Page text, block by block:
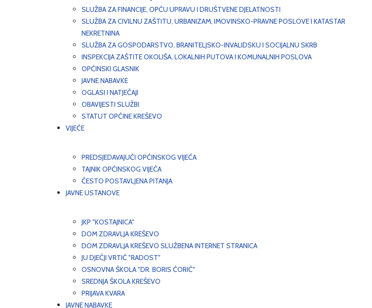
SLUŽBA ZA FINANCIJE, OPĆU UPRAVU I DRUŠTVENE DJELATNOSTI
SLUŽBA ZA CIVILNU ZAŠTITU, URBANIZAM, IMOVINSKO-PRAVNE POSLOVE I KATASTAR
NEKRETNINA
SLUŽBA ZA GOSPODARSTVO, BRANITELJSKO-INVALIDSKU I SOCIJALNU SKRB
INSPEKCIJA ZAŠTITE OKOLIŠA, LOKALNIH PUTOVA I KOMUNALNIH POSLOVA
OPĆINSKI GLASNIK
JAVNE NABAVKE
OGLASI I NATJEČAJI
OBAVIJESTI SLUŽBI
STATUT OPĆINE KREŠEVO
VIJEĆE
PREDSJEDAVAJUĆI OPĆINSKOG VIJEĆA
TAJNIK OPĆINSKOG VIJEĆA
ČESTO POSTAVLJENA PITANJA
JAVNE USTANOVE
JKP "KOSTAJNICA"
DOM ZDRAVLJA KREŠEVO
DOM ZDRAVLJA KREŠEVO SLUŽBENA INTERNET STRANICA
JU DJEČJI VRTIĆ "RADOST"
OSNOVNA ŠKOLA "DR. BORIS ĆORIĆ"
SREDNJA ŠKOLA KREŠEVO
PRIJAVA KVARA
JAVNE NABAVKE